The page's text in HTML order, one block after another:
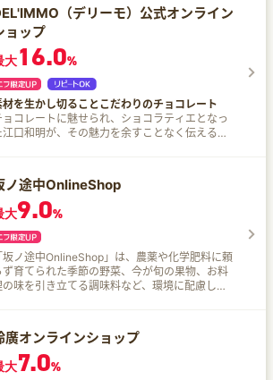
ち』 など、さまざまなおせちをご用意しました！
（デリーモ）公式オンライン
ョップ
大16.0%
材を生かし切ることこだわりのチョコレート
ョコレートに魅せられ、ショコラティエとなっ
江口和明が、その魅力を余すことなく伝えるべ
ノ途中OnlineShop
大9.0%
坂ノ途中OnlineShop」は、農薬や化学肥料に頼
ず育てられた季節の野菜、今が旬の果物、お料
の味を引き立てる調味料など、環境に配慮した
廣オンラインショップ
大7.0%